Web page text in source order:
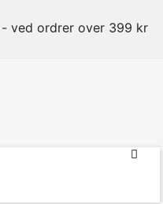
ved ordrer over 399 kr